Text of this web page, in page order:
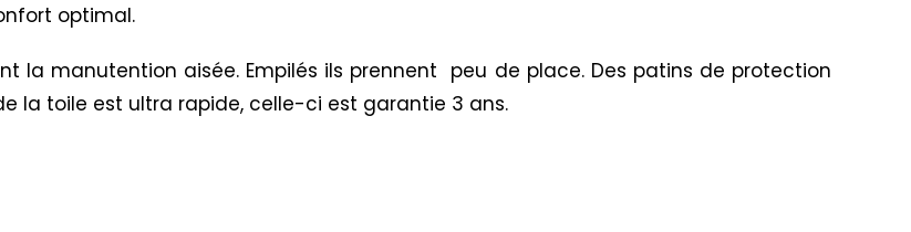
optimal.
la manutention aisée. Empilés ils prennent peu de place. Des patins de protection
la toile est ultra rapide, celle-ci est garantie 3 ans.